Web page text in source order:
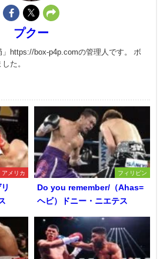
プクー
」https://box-p4p.comの管理人です。 ボ
た。
アメリカ フィリピン
Do you remember/（Ahas=
ヘビ）ドニー・ニエテス